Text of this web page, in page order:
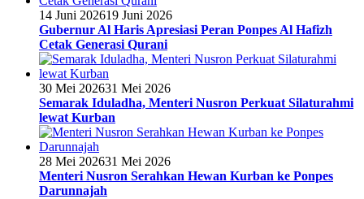
14 Juni 202619 Juni 2026
Gubernur Al Haris Apresiasi Peran Ponpes Al Hafizh
Cetak Generasi Qurani
30 Mei 202631 Mei 2026
Semarak Iduladha, Menteri Nusron Perkuat Silaturahmi
lewat Kurban
28 Mei 202631 Mei 2026
Menteri Nusron Serahkan Hewan Kurban ke Ponpes
Darunnajah